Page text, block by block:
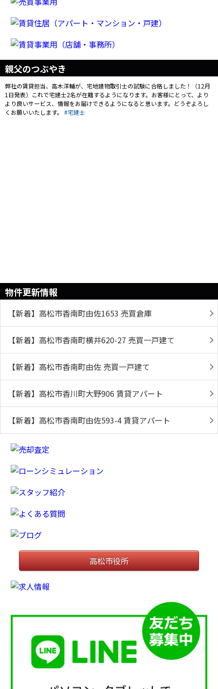
親父のつぶやき
物件更新情報
【新着】高松市香南町由佐1653 売買倉庫
【新着】高松市香南町横井620-27 売買一戸建て
【新着】高松市香南町由佐 売買一戸建て
【新着】高松市香川町大野906 賃貸アパート
【新着】高松市香南町由佐593-4 賃貸アパート
高松市役所